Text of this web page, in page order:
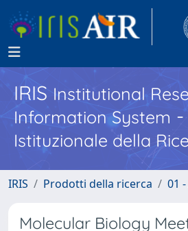
IRISInstitutional
Information System -
Istituzionale della
IRIS Prodotti della ricerca 01
Molecular Biology